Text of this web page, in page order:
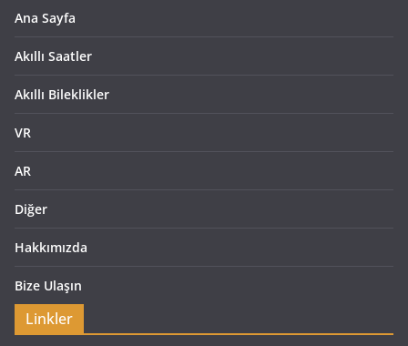
Ana Sayfa
Akıllı Saatler
Akıllı Bileklikler
VR
AR
Diğer
Hakkımızda
Bize Ulaşın
Linkler